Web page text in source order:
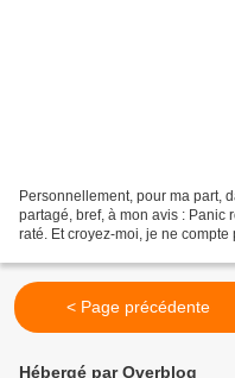
Personnellement, pour ma part,
partagé, bref, à mon avis : Panic
raté. Et croyez-moi, je ne
< Page précédente
Hébergé par Overblog